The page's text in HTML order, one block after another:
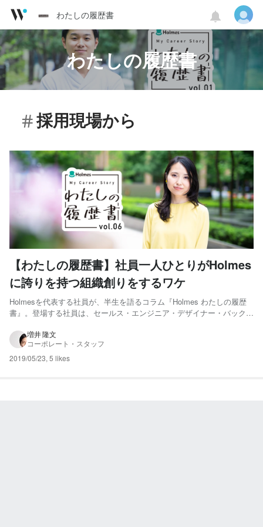
わたしの履歴書
わたしの履歴書
採用現場から
【わたしの履歴書】社員一人ひとりがHolmes
に誇りを持つ組織創りをするワケ
Holmesを代表する社員が、半生を語るコラム『Holmes わたしの履歴
書』。登場する社員は、セールス・エンジニア・デザイナー・バックオ
し遂げようと日々奮闘するHolmes社員。彼ら彼女らが自らの言葉で語
る努力や想い。読めばきっとあなたに役立つ何か...
増井 隆文
コーポレート・スタッフ
2019/05/23, 5 likes